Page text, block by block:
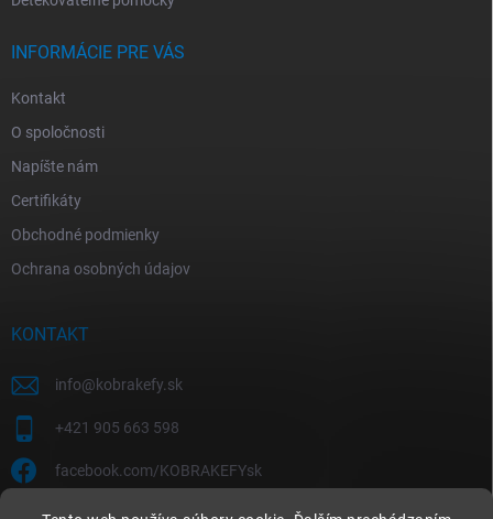
INFORMÁCIE PRE VÁS
Kontakt
O spoločnosti
Napíšte nám
Certifikáty
Obchodné podmienky
Ochrana osobných údajov
KONTAKT
info@kobrakefy.sk
+421 905 663 598
facebook.com/KOBRAKEFYsk